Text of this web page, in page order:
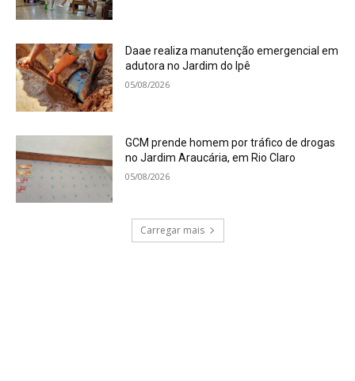
Daae realiza manutenção emergencial em
adutora no Jardim do Ipê
05/08/2026
GCM prende homem por tráfico de drogas
no Jardim Araucária, em Rio Claro
05/08/2026
Carregar mais